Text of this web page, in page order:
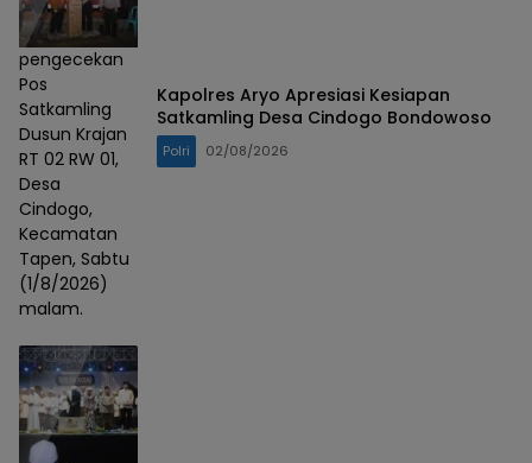
pengecekan
Pos
Satkamling
Dusun Krajan
RT 02 RW 01,
Desa
Cindogo,
Kecamatan
Tapen, Sabtu
(1/8/2026)
malam.
Kapolres Aryo Apresiasi Kesiapan
Satkamling Desa Cindogo Bondowoso
Polri 02/08/2026